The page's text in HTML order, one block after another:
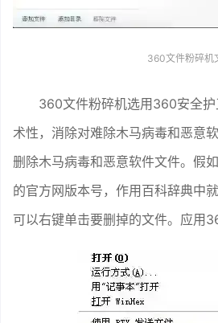
360文件粉碎机
360文件粉碎机选用360安全护
术性，消除对难除木马病毒和恶意
删除木马病毒和恶意软件文件。假
的官方网版本号，作用百科辞典中
可以右键单击要删掉的文件。应用